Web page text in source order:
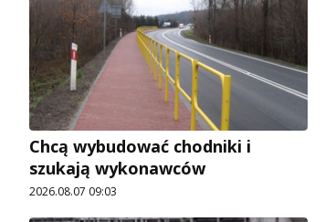
Chcą wybudować chodniki i
szukają wykonawców
2026.08.07 09:03